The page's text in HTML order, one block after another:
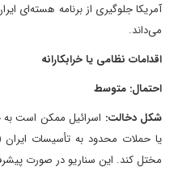
آمریکا جلوگیری از برنامه هسته‌ای
می‌داند.
اقدامات نظامی یا خرابکارانه
احتمال: متوسط
شکل دخالت: اسرائیل ممکن است به
یا حملات محدود به تأسیسات ایران
مختل کند. این سناریو در صورت